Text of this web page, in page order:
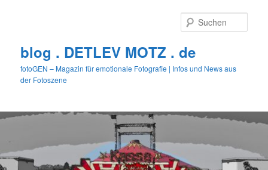
blog . DETLEV MOTZ . de
fotoGEN – Magazin für emotionale Fotografie | Infos und News aus
der Fotoszene